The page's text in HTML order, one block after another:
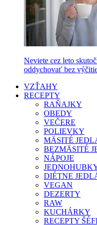
Neviete cez leto
oddychovať bez
VZŤAHY
RECEPTY
RAŇAJKY
OBEDY
VEČERE
POLIEVKY
MÄSITÉ
BEZMÄSITÉ
NÁPOJE
DIÉTNE
VEGAN
DEZERTY
RAW
KUCHÁRKY
RECEPTY